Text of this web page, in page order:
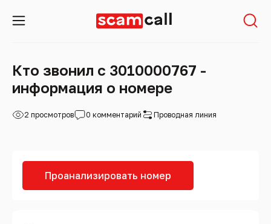
Кто звонил с 3010000767 -
информация о номере
2 просмотров 0 комментарий Проводная линия
Проанализировать номер